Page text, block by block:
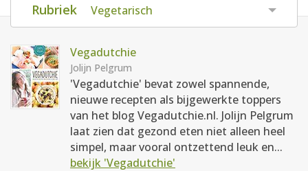
AANMELDEN
RECEPTEN
WEEKMENU'S
KOOKBOEKEN
Rubriek Vegetarisch
Vegadutchie
Jolijn Pelgrum
'Vegadutchie' bevat zowel spannende,
nieuwe recepten als bijgewerkte toppers
van het blog Vegadutchie.nl. Jolijn Pelgrum
laat zien dat gezond eten niet alleen heel
simpel, maar vooral ontzettend leuk en...
bekijk 'Vegadutchie'